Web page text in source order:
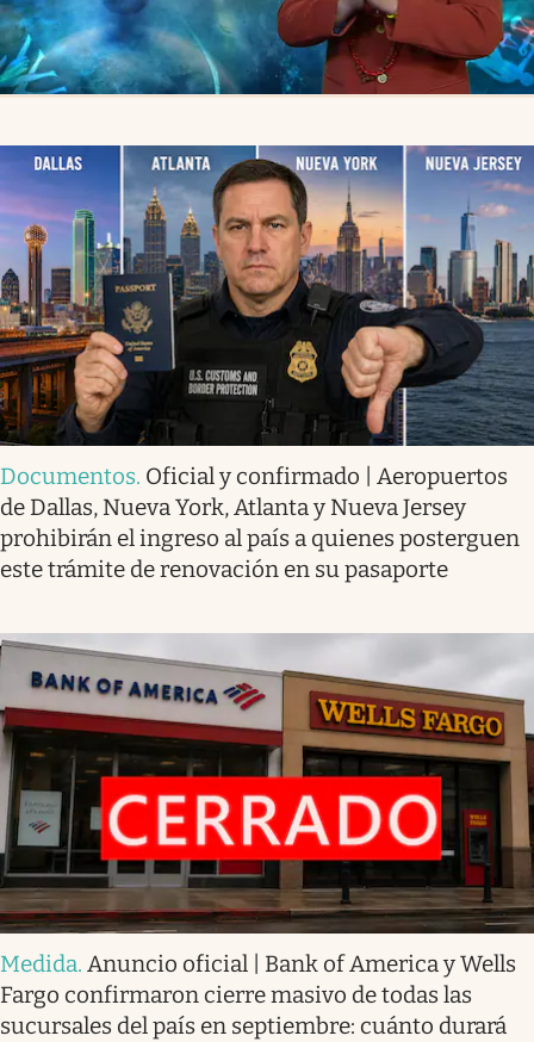
Documentos. Oficial y confirmado | Aeropuertos
de Dallas, Nueva York, Atlanta y Nueva Jersey
prohibirán el ingreso al país a quienes posterguen
este trámite de renovación en su pasaporte
Medida. Anuncio oficial | Bank of America y Wells
Fargo confirmaron cierre masivo de todas las
sucursales del país en septiembre: cuánto durará